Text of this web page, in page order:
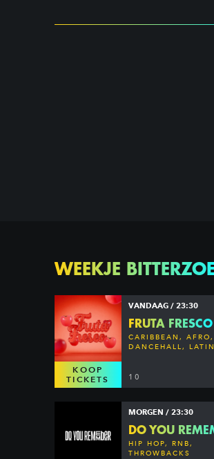
WEEKJE
KOOP
TICKETS
VANDAAG / 23:30
FRUTA FRESCO
CARIBBEAN, AFRO,
DANCEHALL, LATIN
10
MORGEN / 23:30
DO YOU
HIP HOP, RNB,
THROWBACKS